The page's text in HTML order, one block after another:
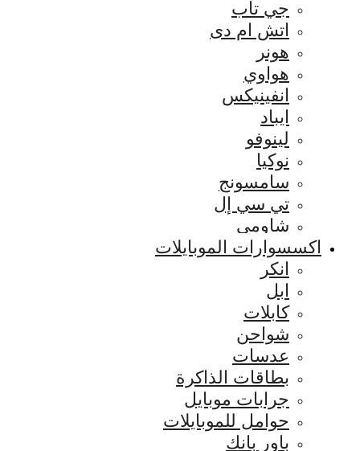
جي تاب
اتش ام دى
هونر
هواوي
انفينيكس
ايباد
لينوفو
نوكيا
سامسونج
تي سي إل
شاومي
اكسسوارات الموبايلات
انكر
ابل
كابلات
شواحن
عدسات
بطاقات الذاكرة
جرابات موبايل
حوامل للموبايلات
باور بانك